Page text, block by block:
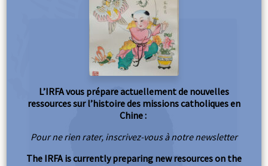
L’IRFA vous prépare actuellement de nouvelles
ressources sur l’histoire des missions catholiques en
Chine :
Pour ne rien rater, inscrivez-vous à notre newsletter
The IRFA is currently preparing new resources on the